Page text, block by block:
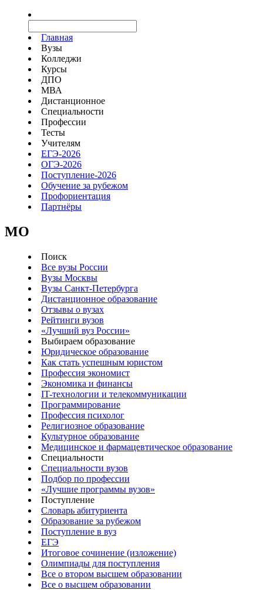
Главная
Вузы
Колледжи
Курсы
ДПО
МВА
Дистанционное
Специальности
Профессии
Тесты
Учителям
ЕГЭ-2026
ОГЭ-2026
Поступление-2026
Обучение за рубежом
Профориентация
Партнёры
MO
Поиск
Все вузы России
Вузы Москвы
Вузы Санкт-Петербурга
Дистанционное образование
Отзывы о вузах
Рейтинги вузов
«Лучший вуз России»
Выбираем образование
Юридическое образование
Как стать успешным юристом
Профессия экономист
Экономика и финансы
IT-технологии и телекоммуникации
Программирование
Профессия психолог
Религиозное образование
Культурное образование
Медицинское и фармацевтическое образование
Специальности
Специальности вузов
Подбор по профессии
«Лучшие программы вузов»
Поступление
Словарь абитуриента
Образование за рубежом
Поступление в вуз
ЕГЭ
Итоговое сочинение (изложение)
Олимпиады для поступления
Все о втором высшем образовании
Все о высшем образовании